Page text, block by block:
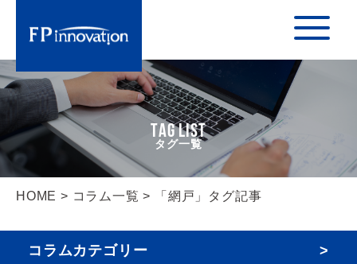
TAG LIST
HOME > コラム一覧 > 「網戸」タグ記事
コラムカテゴリー